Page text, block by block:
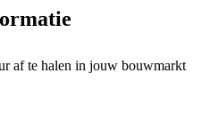
af te halen in jouw bouwmarkt